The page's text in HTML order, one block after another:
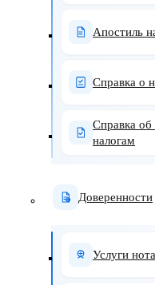
Апостиль
Справка о
Справка об
налогам
Доверенности
Услуги